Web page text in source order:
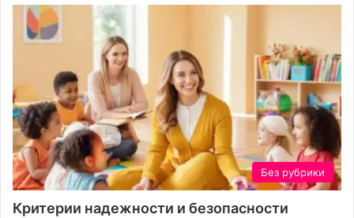
х
Без рубрики
Критерии надежности и безопасности